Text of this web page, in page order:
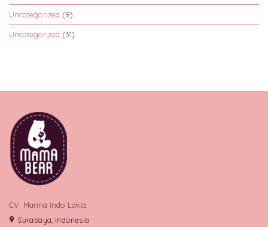
Uncategorized (8)
Uncategorized (31)
CV. Manna Indo Lakta
Surabaya, Indonesia